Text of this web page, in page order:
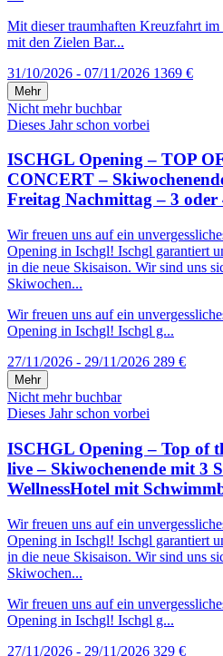
Mit dieser traumhaften Kreuzfahrt
mit den Zielen Bar...
31/10/2026 - 07/11/2026 1369 €
Mehr
Nicht mehr buchbar
Dieses Jahr schon vorbei
ISCHGL Opening – TOP
CONCERT –
Freitag Nachmittag – 3 oder
Wir freuen uns auf ein
Opening in Ischgl! Ischgl garantiert
in die neue Skisaison. Wir sind uns
Skiwochen...
Wir freuen uns auf ein
Opening in Ischgl! Ischgl g...
27/11/2026 - 29/11/2026 289 €
Mehr
Nicht mehr buchbar
Dieses Jahr schon vorbei
ISCHGL Opening – Top of
live – Skiwochenende mit 3
WellnessHotel mit
Wir freuen uns auf ein
Opening in Ischgl! Ischgl garantiert
in die neue Skisaison. Wir sind uns
Skiwochen...
Wir freuen uns auf ein
Opening in Ischgl! Ischgl g...
27/11/2026 - 29/11/2026 329 €